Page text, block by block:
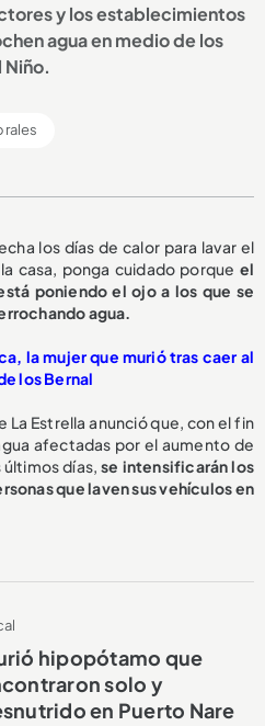
y los establecimientos
agua en medio de los
Niño.
los días de calor para lavar el
casa, ponga cuidado porque el
poniendo el ojo a los que se
agua.
la mujer que murió tras caer al
los Bernal
Estrella anunció que, con el fin
afectadas por el aumento de
días, se intensificarán los
que laven sus vehículos en
hipopótamo que
solo y
en Puerto Nare